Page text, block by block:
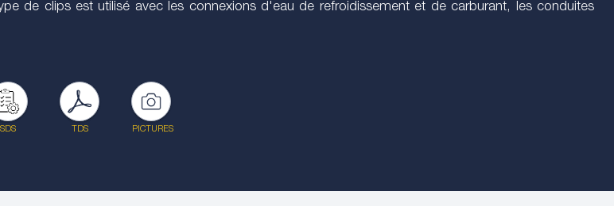
de clips est utilisé avec les connexions d'eau de refroidissement et de carburant, les conduites
SDS TDS PICTURES